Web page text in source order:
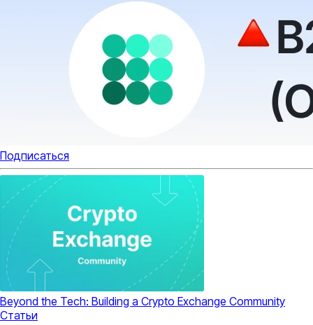
Подписаться
Beyond the Tech: Building a Crypto Exchange Community
Статьи